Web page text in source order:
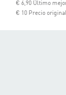
€ 6,90 Último
€ 10 Precio